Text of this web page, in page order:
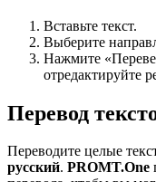
Вставьте текст.
Выберите
Нажмите
отредактируйте
Перевод
Переводите целые
русский. PROMT.One